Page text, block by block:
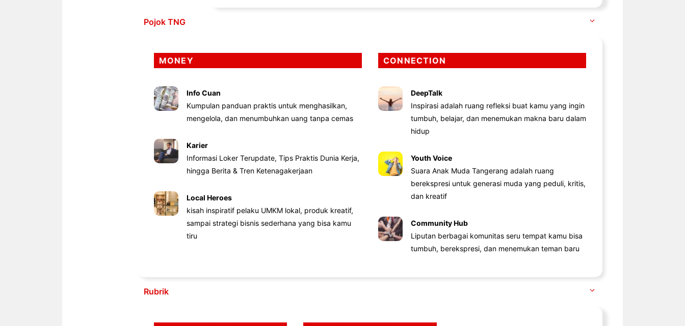
Pojok TNG
MONEY
Info Cuan
Kumpulan panduan praktis untuk menghasilkan,
mengelola, dan menumbuhkan uang tanpa cemas
Karier
Informasi Loker Terupdate, Tips Praktis Dunia Kerja,
hingga Berita & Tren Ketenagakerjaan
Local Heroes
kisah inspiratif pelaku UMKM lokal, produk kreatif,
sampai strategi bisnis sederhana yang bisa kamu
tiru
CONNECTION
DeepTalk
Inspirasi adalah ruang refleksi buat kamu yang ingin
tumbuh, belajar, dan menemukan makna baru dalam
hidup
Youth Voice
Suara Anak Muda Tangerang adalah ruang
berekspresi untuk generasi muda yang peduli, kritis,
dan kreatif
Community Hub
Liputan berbagai komunitas seru tempat kamu bisa
tumbuh, berekspresi, dan menemukan teman baru
Rubrik